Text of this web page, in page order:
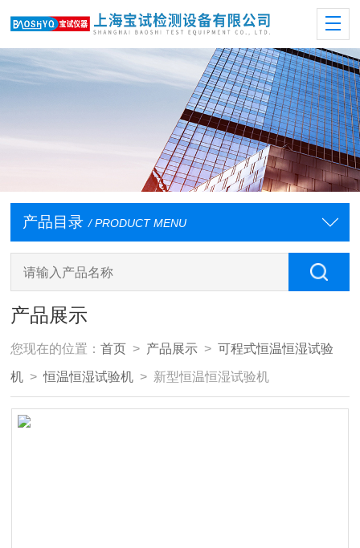
产品目录 / PRODUCT MENU
产品展示
您现在的位置：首页 > 产品展示 >可程式恒温恒湿试验
机 >恒温恒湿试验机 > 新型恒温恒湿试验机